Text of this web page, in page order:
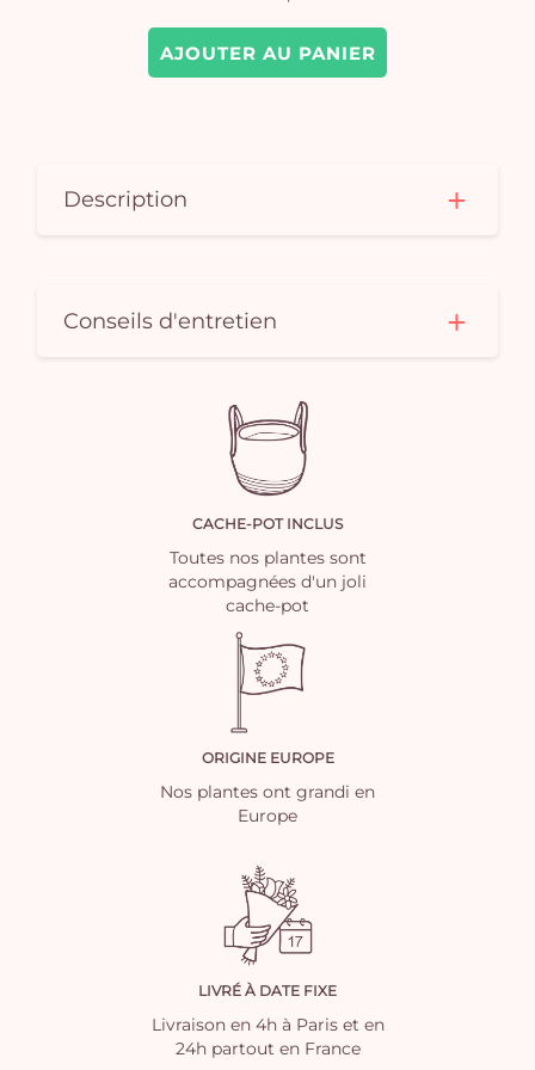
AJOUTER AU PANIER
Description
Conseils d'entretien
CACHE-POT INCLUS
Toutes nos plantes sont
accompagnées d'un joli
cache-pot
ORIGINE EUROPE
Nos plantes ont grandi en
Europe
LIVRÉ À DATE FIXE
Livraison en 4h à Paris et en
24h partout en France